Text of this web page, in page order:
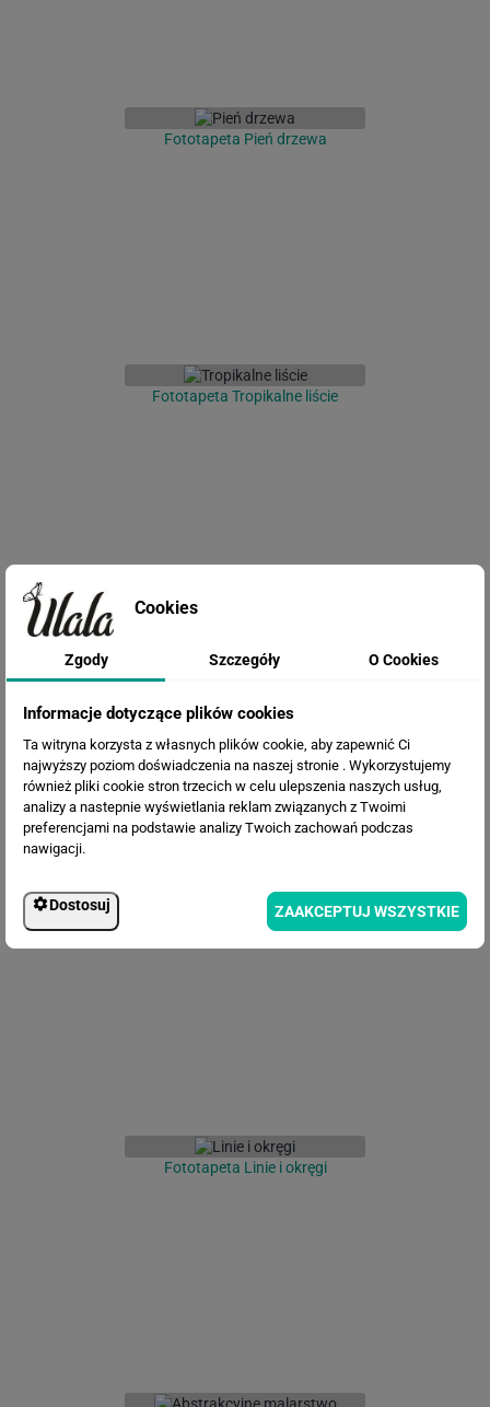
Fototapeta Pień drzewa
Fototapeta Tropikalne liście
Fototapeta Łabędzie
Fototapeta Stary las
Fototapeta Linie i okręgi
Cookies
Zgody Szczegóły O Cookies
Informacje dotyczące plików cookies
Ta witryna korzysta z własnych plików cookie, aby zapewnić Ci
najwyższy poziom doświadczenia na naszej stronie . Wykorzystujemy
również pliki cookie stron trzecich w celu ulepszenia naszych usług,
analizy a nastepnie wyświetlania reklam związanych z Twoimi
preferencjami na podstawie analizy Twoich zachowań podczas
nawigacji.
Dostosuj ZAAKCEPTUJ WSZYSTKIE